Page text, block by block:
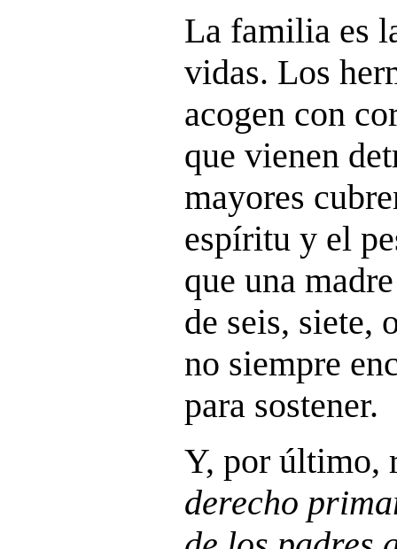
La familia es
vidas. Los
acogen con
que vienen
mayores
espíritu y el
que una
de seis, siete,
no siempre
para sostener.
Y, por último,
derecho